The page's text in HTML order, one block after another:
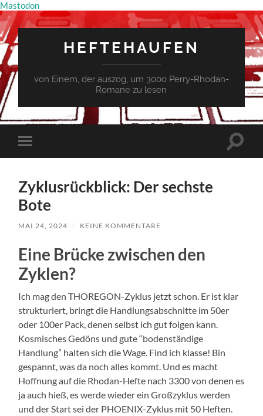
Mastodon
HEFTEHAUFEN
von Einem, der auszog, um 3000 Perry-Rhodan-
Romane zu lesen
Mobile-
Menü
Zyklusrückblick: Der sechste
Bote
MAI 24, 2024 / KEINE KOMMENTARE
Eine Brücke zwischen den
Zyklen?
Ich mag den THOREGON-Zyklus jetzt schon. Er ist klar
strukturiert, bringt die Handlungsabschnitte im 50er
oder 100er Pack, denen selbst ich gut folgen kann.
Kosmisches Gedöns und gute “bodenständige
Handlung” halten sich die Wage. Find ich klasse! Bin
gespannt, was da noch alles kommt. Und es macht
Hoffnung auf die Rhodan-Hefte nach 3300 von denen es
ja auch hieß, es werde wieder ein Großzyklus werden
und der Start sei der PHOENIX-Zyklus mit 50 Heften.